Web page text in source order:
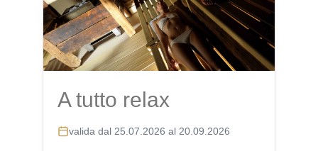
A tutto relax
valida dal 25.07.2026 al 20.09.2026